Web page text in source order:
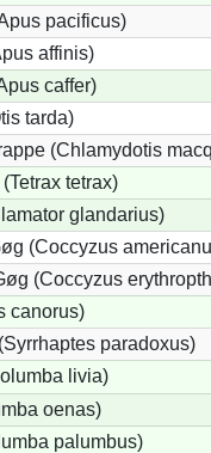
pacificus)
affinis)
caffer)
tarda)
(Chlamydotis
tetrax)
glandarius)
(Coccyzus
(Coccyzus
canorus)
paradoxus)
livia)
oenas)
palumbus)